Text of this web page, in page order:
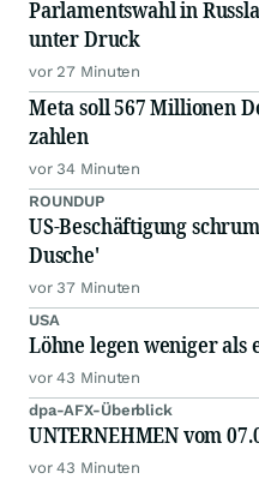
Parlamentswahl in
unter Druck
vor 27 Minuten
Meta soll 567 Millionen
zahlen
vor 34 Minuten
ROUNDUP
US-Beschäftigung
Dusche'
vor 37 Minuten
USA
Löhne legen weniger als
vor 43 Minuten
dpa-AFX-Überblick
UNTERNEHMEN vom
vor 43 Minuten